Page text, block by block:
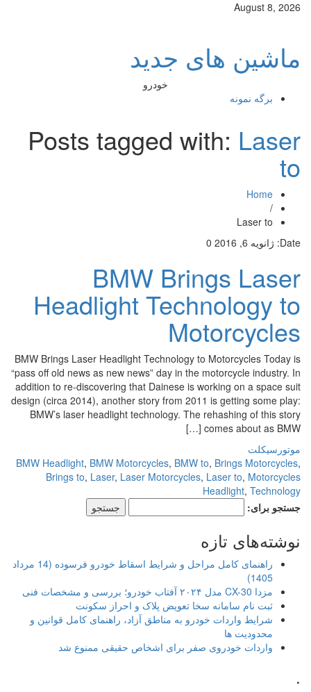
August 8, 2026
ماشین های جدید
خودرو
برگه نمونه
Posts tagged with:Laser
to
Home
/
Laser to
Date: ژانویه 6, 2016 0
BMW Brings Laser
Headlight Technology to
Motorcycles
BMW Brings Laser Headlight Technology to Motorcycles Today is
“pass off old news as new news” day in the motorcycle industry. In
addition to re-discovering that Dainese is working on a space suit
design (circa 2014), another story from 2011 is getting some play:
BMW’s laser headlight technology. The rehashing of this story
comes about as BMW […]
موتورسیکلت
BMW Headlight,BMW Motorcycles,BMW to,Brings Motorcycles
Brings to,Laser,Laser Motorcycles,Laser to,Motorcycles
Headlight,Technology
جستجو برای:
نوشته‌های تازه
راهنمای کامل مراحل و شرایط اسقاط خودرو فرسوده (14 مرداد
1405)
مزدا CX-30 مدل ۲۰۲۴ آفتاب خودرو؛ بررسی و مشخصات فنی
ثبت نام سامانه سخا تعویض پلاک و احراز سکونت
شرایط واردات خودرو به مناطق آزاد، راهنمای کامل قوانین و
محدودیت ها
واردات خودروی صفر برای اشخاص حقیقی ممنوع شد